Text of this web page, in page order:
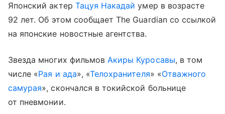
Японский актер Тацуя Накадай умер в возрасте
92 лет. Об этом сообщает The Guardian со ссылкой
на японские новостные агентства.
Звезда многих фильмовАкиры Куросавы, в том
числе «Рая и ада», «Телохранителя» «Отважного
самурая», скончался в токийской больнице
от пневмонии.